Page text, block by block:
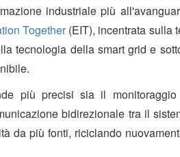
industriale più
Together(EIT), incentrata sulla
tecnologia della smart grid e
più precisi sia il
bidirezionale tra il
da più fonti, riciclando